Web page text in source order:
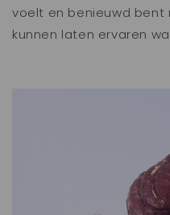
voelt en benieuwd
kunnen laten ervaren